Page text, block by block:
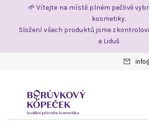
🌱 Vítejte na místě plném pečlivě
kosmetiky.
Složení všech produktů jsme
a Liduš
info